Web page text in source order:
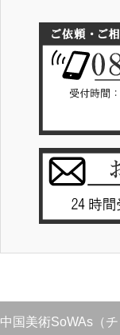
中国美術SoWAs（